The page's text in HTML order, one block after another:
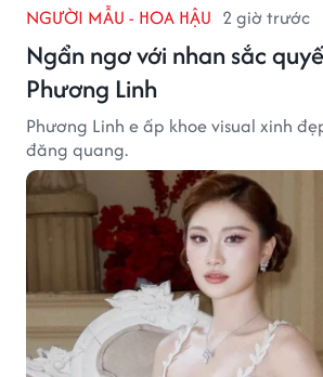
NGƯỜI MẪU - HOA HẬU 2 giờ trước
Ngẩn ngơ với nhan sắc
Phương Linh
Phương Linh e ấp khoe visual xinh
đăng quang.